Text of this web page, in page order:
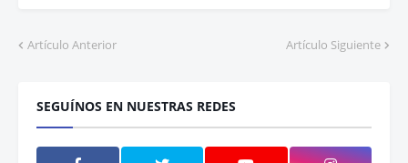
Artículo Anterior Artículo Siguiente
SEGUÍNOS EN NUESTRAS REDES